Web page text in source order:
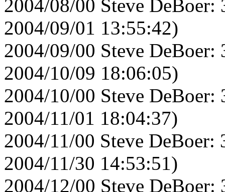
2004/08/00 Steve
2004/09/01 13:55:42)
2004/09/00 Steve
2004/10/09 18:06:05)
2004/10/00 Steve
2004/11/01 18:04:37)
2004/11/00 Steve
2004/11/30 14:53:51)
2004/12/00 Steve